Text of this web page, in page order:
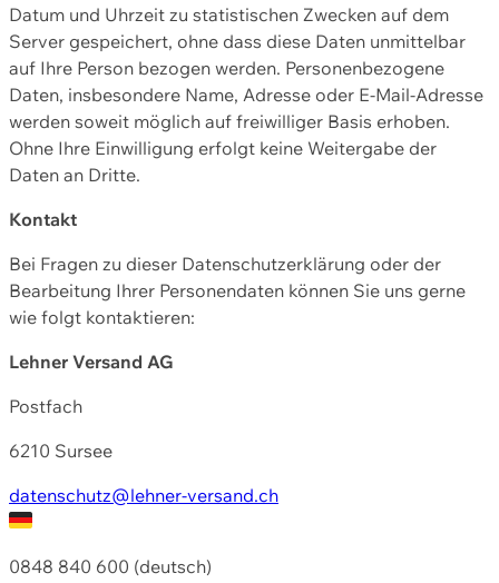
Datum und Uhrzeit zu statistischen Zwecken auf dem
Server gespeichert, ohne dass diese Daten unmittelbar
auf Ihre Person bezogen werden. Personenbezogene
Daten, insbesondere Name, Adresse oder E-Mail-Adresse
werden soweit möglich auf freiwilliger Basis erhoben.
Ohne Ihre Einwilligung erfolgt keine Weitergabe der
Daten an Dritte.
Kontakt
Bei Fragen zu dieser Datenschutzerklärung oder der
Bearbeitung Ihrer Personendaten können Sie uns gerne
wie folgt kontaktieren:
Lehner Versand AG
Postfach
6210 Sursee
datenschutz@lehner-versand.ch
0848 840 600 (deutsch)